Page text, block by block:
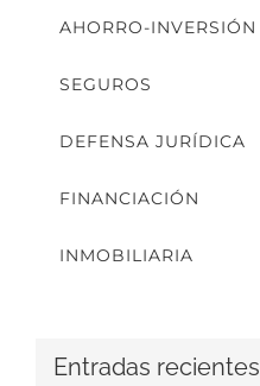
AHORRO-INVERSIÓN
SEGUROS
DEFENSA JURÍDICA
FINANCIACIÓN
INMOBILIARIA
Entradas recientes